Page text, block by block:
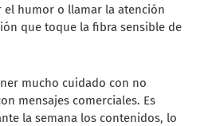
el humor o llamar la atención
que toque la fibra sensible de
mucho cuidado con no
mensajes comerciales. Es
la semana los contenidos, lo